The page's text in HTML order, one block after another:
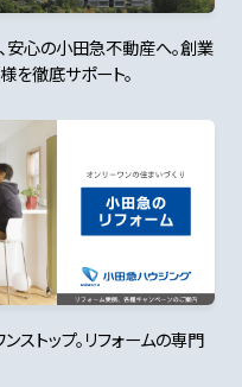
安心の小田急不動産へ。創業
を徹底サポート。
ストップ。リフォームの専門